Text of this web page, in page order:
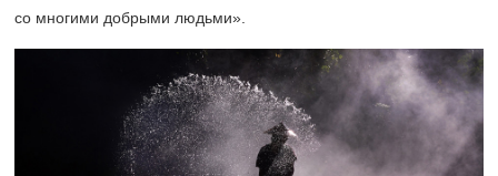
со многими добрыми людьми».